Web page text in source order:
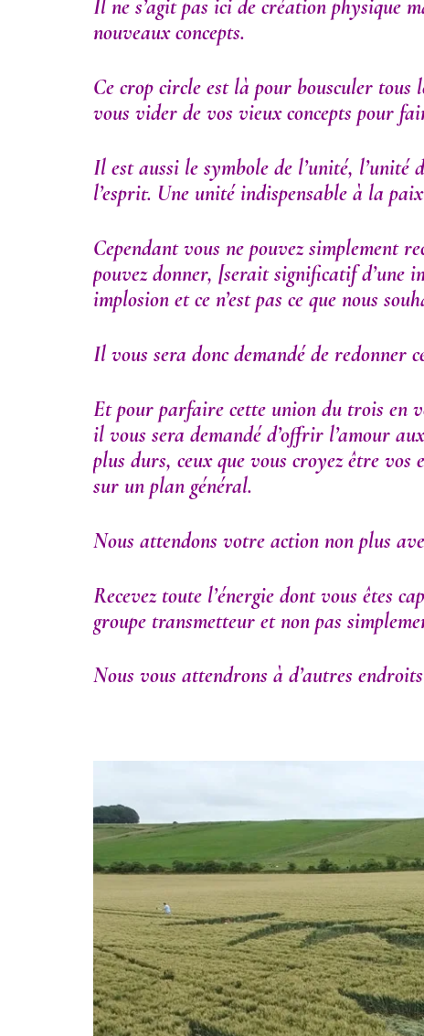
Il ne s’agit pas ici de création physique
nouveaux concepts.
Ce crop circle est là pour bousculer tous
vous vider de vos vieux concepts pour
Il est aussi le symbole de l’unité, l’unité
l’esprit. Une unité indispensable à la
Cependant vous ne pouvez simplement
pouvez donner, [serait significatif d’une
implosion et ce n’est pas ce que nous
Il vous sera donc demandé de redonner
Et pour parfaire cette union du trois en
il vous sera demandé d’offrir l’amour
plus durs, ceux que vous croyez être
sur un plan général.
Nous attendons votre action non plus
Recevez toute l’énergie dont vous êtes
groupe transmetteur et non pas
Nous vous attendrons à d’autres